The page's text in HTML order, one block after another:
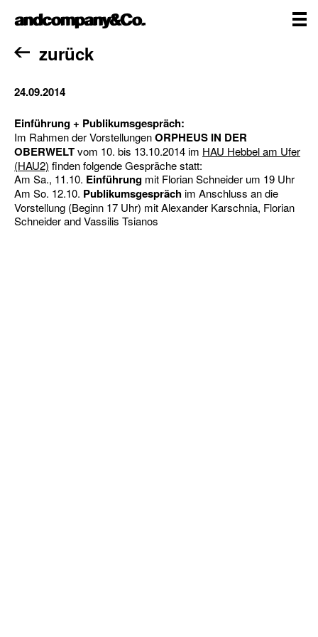
Inhalt
andcompany&Co
Homezurück
24.09.2014
Einführung + Publikumsgespräch:
Im Rahmen der VorstellungenORPHEUS IN DER
OBERWELTvom 10. bis 13.10.2014 im HAU Hebbel am Ufer
(HAU2) finden folgende Gespräche statt:
Am Sa., 11.10. Einführung mit Florian Schneider um 19 Uhr
Am So. 12.10. Publikumsgesprächim Anschluss an die
Vorstellung (Beginn 17 Uhr) mit Alexander Karschnia, Florian
Schneider and Vassilis Tsianos